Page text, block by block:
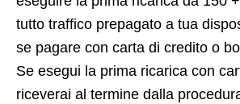
tutto traffico prepagato a tua
se pagare con carta di credito o
Se esegui la prima ricarica con
riceverai al termine dalla